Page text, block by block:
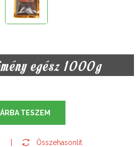
egész 1000g
TESZEM
Összehasonlít